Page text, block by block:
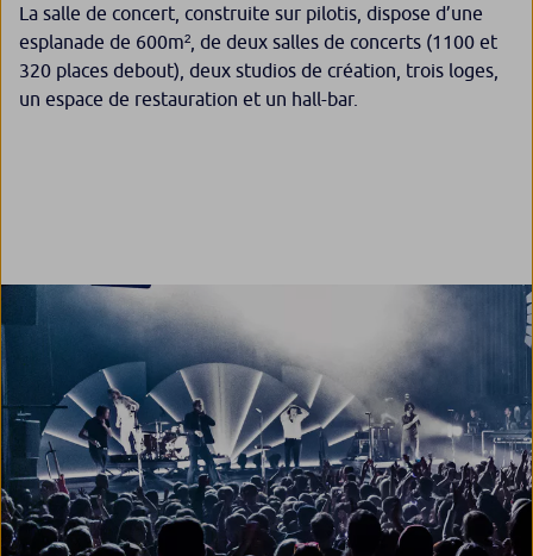
La salle de concert, construite sur pilotis, dispose d’une
esplanade de 600m², de deux salles de concerts (1100 et
320 places debout), deux studios de création, trois loges,
un espace de restauration et un hall-bar.